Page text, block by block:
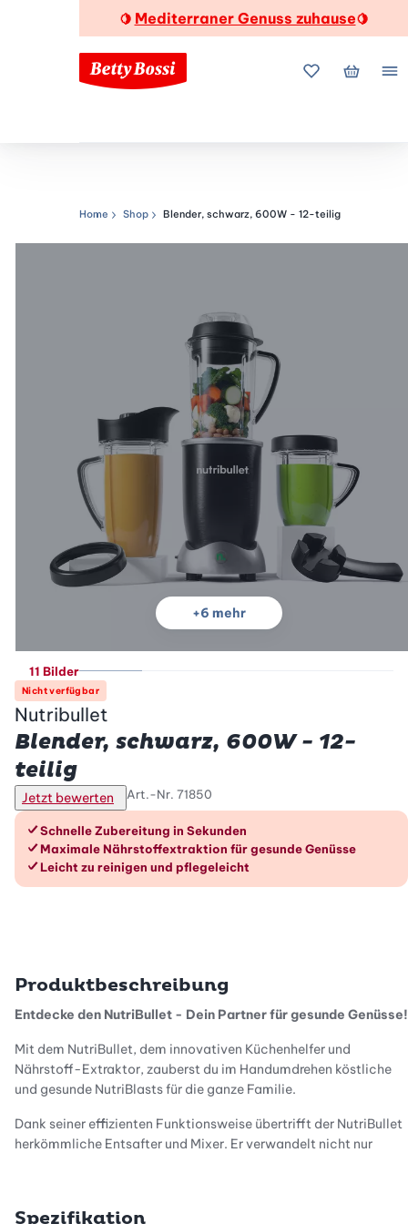
🍋 Mediterraner Genuss zuhause🍋
MeineMein
Navigationspfad
Home Shop Blender, schwarz, 600W - 12-teilig
+6 mehr
11 Bilder
Nicht verfügbar
Nutribullet
Blender, schwarz, 600W - 12-
teilig
Jetzt bewerten Art.-Nr. 71850
Die Vorteile im Überblick
Schnelle Zubereitung in Sekunden
Maximale Nährstoffextraktion für gesunde Genüsse
Leicht zu reinigen und pflegeleicht
Produktbeschreibung
Entdecke den NutriBullet - Dein Partner für gesunde Genüsse!
Mit dem NutriBullet, dem innovativen Küchenhelfer und
Nährstoff-Extraktor, zauberst du im Handumdrehen köstliche
und gesunde NutriBlasts für die ganze Familie.
Dank seiner effizienten Funktionsweise übertrifft der NutriBullet
herkömmliche Entsafter und Mixer. Er verwandelt nicht nur
Spezifikation